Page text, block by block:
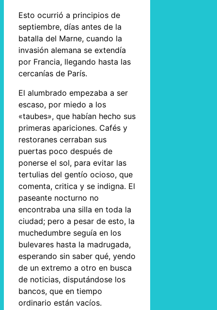
Esto ocurrió a principios de
septiembre, días antes de la
batalla del Marne, cuando la
invasión alemana se extendía
por Francia, llegando hasta las
cercanías de París.
El alumbrado empezaba a ser
escaso, por miedo a los
«taubes», que habían hecho sus
primeras apariciones. Cafés y
restoranes cerraban sus
puertas poco después de
ponerse el sol, para evitar las
tertulias del gentío ocioso, que
comenta, critica y se indigna. El
paseante nocturno no
encontraba una silla en toda la
ciudad; pero a pesar de esto, la
muchedumbre seguía en los
bulevares hasta la madrugada,
esperando sin saber qué, yendo
de un extremo a otro en busca
de noticias, disputándose los
bancos, que en tiempo
ordinario están vacíos.